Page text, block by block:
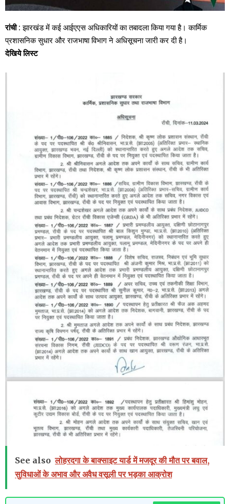
रांची: झारखंड में कई आईएएस अधिकारियों का तबादला किया गया है। कार्मिक
प्रशासनिक सुधार और राजभाषा विभाग ने अधिसूचना जारी कर दी है।
देखिये लिस्ट
See also लोहरदगा के बाक्साइट यार्ड में मजदूर की मौत पर बवाल,
सुविधाओं के अभाव और अवैध वसूली पर भड़का आक्रोश